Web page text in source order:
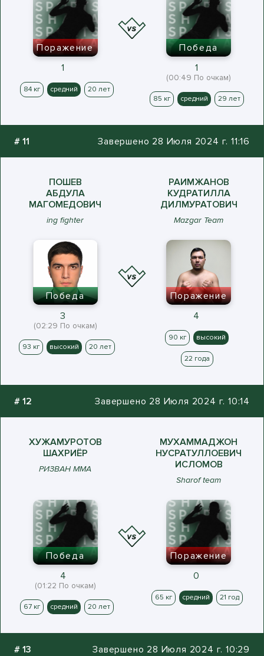
Поражение
1
84 кг средний 20 лет
Победа
1
(00:49 По очкам)
85 кг средний 29 лет
# 11 Завершено 28 Июля 2024 г. 11:16
ПОШЕВ
АБДУЛА
МАГОМЕДОВИЧ
ing fighter
РАИМЖАНОВ
КУДРАТИЛЛА
ДИЛМУРАТОВИЧ
Mazgar Team
Победа
3
(02:29 По очкам)
93 кг высокий 20 лет
Поражение
4
90 кг высокий
22 года
# 12 Завершено 28 Июля 2024 г. 10:14
ХУЖАМУРОТОВ
ШАХРИЁР
РИЗВАН ММА
МУХАММАДЖОН
НУСРАТУЛЛОЕВИЧ
ИСЛОМОВ
Sharof team
Победа
4
(01:22 По очкам)
67 кг средний 20 лет
Поражение
0
65 кг средний 21 год
# 13 Завершено 28 Июля 2024 г. 10:29